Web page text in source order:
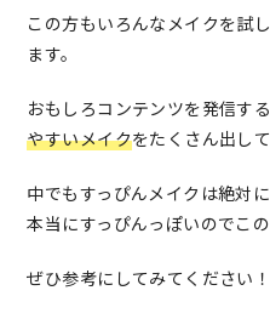
この方もいろんなメイクを試
ます。
おもしろコンテンツを発信す
やすいメイクをたくさん出し
中でもすっぴんメイクは絶対
本当にすっぴんっぽいのでこ
ぜひ参考にしてみてください！